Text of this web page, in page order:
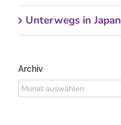
Unterwegs in Japan
Archiv
Archiv